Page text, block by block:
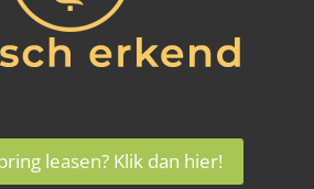
leasen? Klik dan hier!